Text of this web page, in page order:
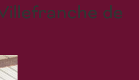
de